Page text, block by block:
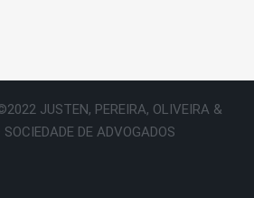
JUSTEN, PEREIRA, OLIVEIRA &
DE ADVOGADOS